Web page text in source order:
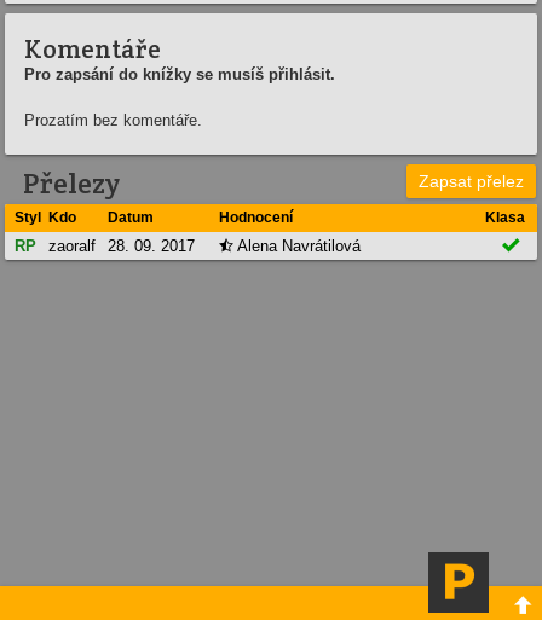
Komentáře
Pro zapsání do knížky se musíš přihlásit.
Prozatím bez komentáře.
Přelezy Zapsat přelez
Styl Kdo Datum Hodnocení Klasa
RP zaoralf 28. 09. 2017  Alena Navrátilová 
